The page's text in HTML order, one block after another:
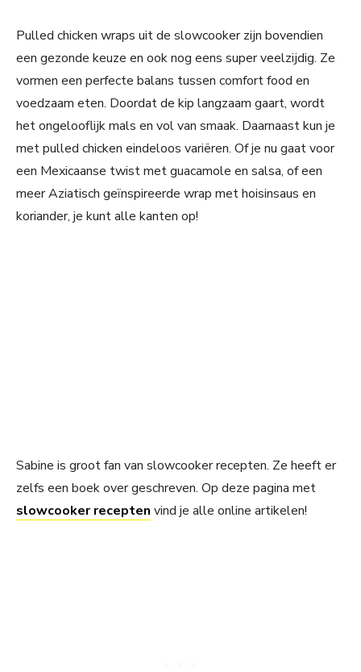
Pulled chicken wraps uit de slowcooker zijn bovendien
een gezonde keuze en ook nog eens super veelzijdig. Ze
vormen een perfecte balans tussen comfort food en
voedzaam eten. Doordat de kip langzaam gaart, wordt
het ongelooflijk mals en vol van smaak. Daarnaast kun je
met pulled chicken eindeloos variëren. Of je nu gaat voor
een Mexicaanse twist met guacamole en salsa, of een
meer Aziatisch geïnspireerde wrap met hoisinsaus en
koriander, je kunt alle kanten op!
Sabine is groot fan van slowcooker recepten. Ze heeft er
zelfs een boek over geschreven. Op deze pagina met
slowcooker recepten vind je alle online artikelen!